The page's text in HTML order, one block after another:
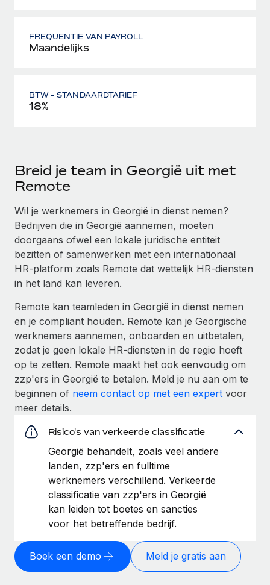
FREQUENTIE VAN PAYROLL
Maandelijks
BTW - STANDAARDTARIEF
18%
Breid je team in Georgië uit met
Remote
Wil je werknemers in Georgië in dienst nemen?
Bedrijven die in Georgië aannemen, moeten
doorgaans ofwel een lokale juridische entiteit
bezitten of samenwerken met een internationaal
HR-platform zoals Remote dat wettelijk HR-diensten
in het land kan leveren.
Remote kan teamleden in Georgië in dienst nemen
en je compliant houden. Remote kan je Georgische
werknemers aannemen, onboarden en uitbetalen,
zodat je geen lokale HR-diensten in de regio hoeft
op te zetten. Remote maakt het ook eenvoudig om
zzp'ers in Georgië te betalen. Meld je nu aan om te
beginnen of neem contact op met een expert voor
meer details.
Risico's van verkeerde classificatie
Georgië behandelt, zoals veel andere
landen, zzp'ers en fulltime
werknemers verschillend. Verkeerde
classificatie van zzp'ers in Georgië
kan leiden tot boetes en sancties
voor het betreffende bedrijf.
Boek een demo Meld je gratis aan